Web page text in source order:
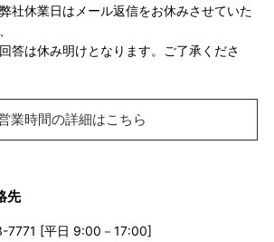
社休業日はメール返信をお休みさせていた
答は休み明けとなります。ご了承くださ
業時間の詳細はこちら
先
7771 [平日 9:00－17:00]